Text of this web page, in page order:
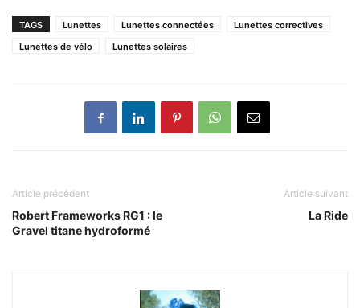
TAGS Lunettes Lunettes connectées
Lunettes correctives
Lunettes de vélo
Lunettes solaires
Article précédent
Robert Frameworks RG1 : le
Gravel titane hydroformé
Article suivant
La Ride